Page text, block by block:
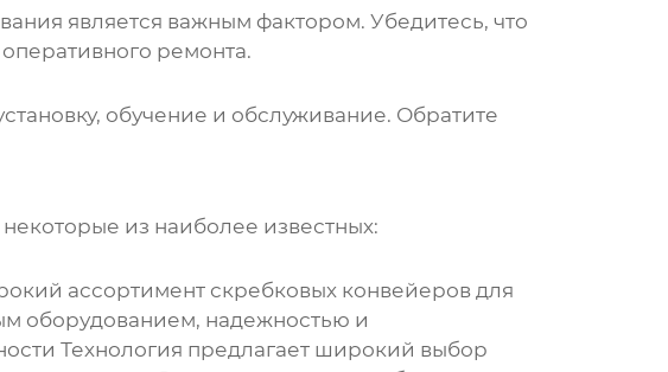
является важным фактором. Убедитесь, что
ремонта.
обучение и обслуживание. Обратите
некоторые из наиболее известных:
ассортимент скребковых конвейеровдля
оборудованием, надежностью и
Технология предлагает широкий выбор